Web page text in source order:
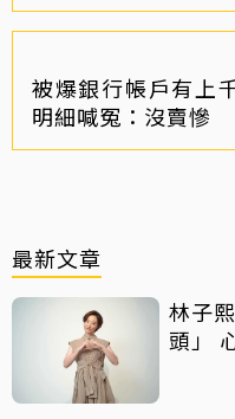
被爆銀行帳戶有上
明細喊冤：沒賣慘
最新文章
林子
頭」